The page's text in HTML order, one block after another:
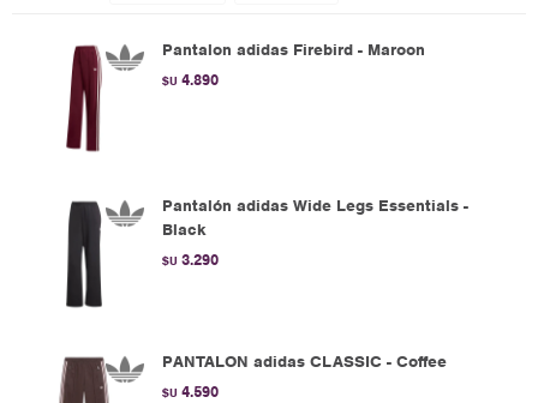
Pantalon adidas Firebird - Maroon
$U 4.890
Pantalón adidas Wide Legs Essentials -
Black
$U 3.290
PANTALON adidas CLASSIC - Coffee
$U 4.590